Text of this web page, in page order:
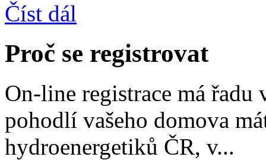
Číst dál
Proč se registrovat
On-line registrace má
pohodlí vašeho domova
hydroenergetiků ČR, v...